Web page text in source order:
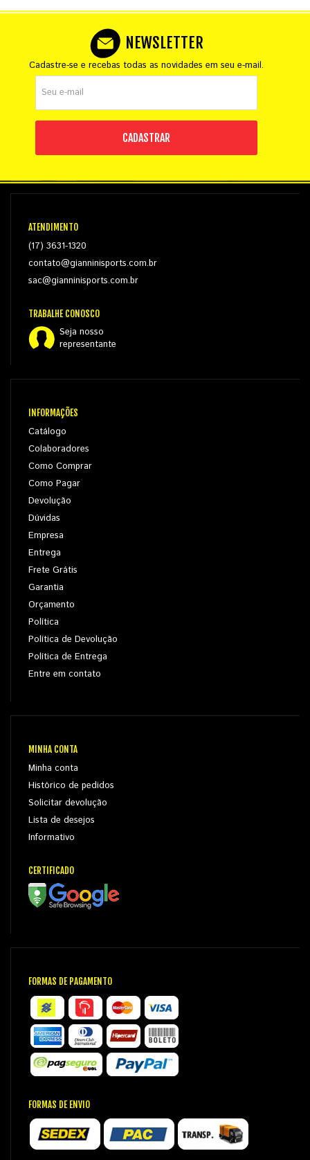
NEWSLETTER
Cadastre-se e recebas todas as novidades em seu e-mail.
CADASTRAR
ATENDIMENTO
(17) 3631-1320
contato@gianninisports.com.br
sac@gianninisports.com.br
TRABALHE CONOSCO
Seja nosso
representante
INFORMAÇÕES
Catálogo
Colaboradores
Como Comprar
Como Pagar
Devolução
Dúvidas
Empresa
Entrega
Frete Grátis
Garantia
Orçamento
Política
Política de Devolução
Política de Entrega
Entre em contato
MINHA CONTA
Minha conta
Histórico de pedidos
Solicitar devolução
Lista de desejos
Informativo
CERTIFICADO
FORMAS DE PAGAMENTO
FORMAS DE ENVIO